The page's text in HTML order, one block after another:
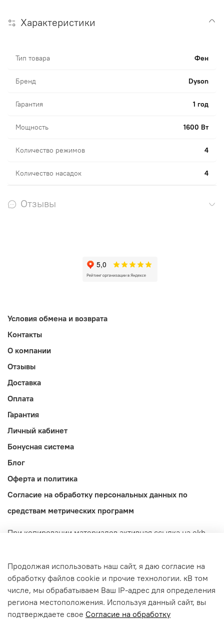
Характеристики
Тип товара Фен
Бренд Dyson
Гарантия 1 год
Мощность 1600 Вт
Количество режимов 4
Количество насадок 4
Отзывы
Условия обмена и возврата
Контакты
О компании
Отзывы
Доставка
Оплата
Гарантия
Личный кабинет
Бонусная система
Блог
Оферта и политика
Согласие на обработку персональных данных по
средствам метрических программ
При копировании материалов активная ссылка на ekb-
информационный характер и ни при каких условиях не
является публичной офертой, определяемой
положениями Статьи 437 (2) Гражданского кодекса
Российской Федерации.
© 2022-2026 ekb-import.ru / Магазин IMPORT.
Продолжая использовать наш сайт, я даю согласие на
обработку файлов cookie и прочие технологии. кВ том
числе, мы обрабатываем Ваш IP-адрес для определения
региона местоположения. Используя данный сайт, вы
подтверждаете свое Согласие на обработку